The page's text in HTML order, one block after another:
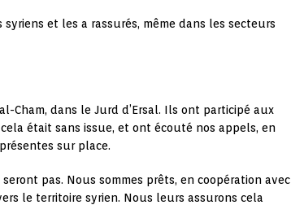
et les a rassurés, même dans les secteurs
Cham, dans le Jurd d’Ersal. Ils ont participé aux
était sans issue, et ont écouté nos appels, en
sur place.
pas. Nous sommes prêts, en coopération avec
le territoire syrien. Nous leurs assurons cela